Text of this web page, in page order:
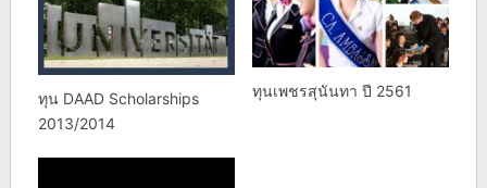
ทุน DAAD Scholarships
2013/2014
ทุนเพชรสุนันทา ปี 2561